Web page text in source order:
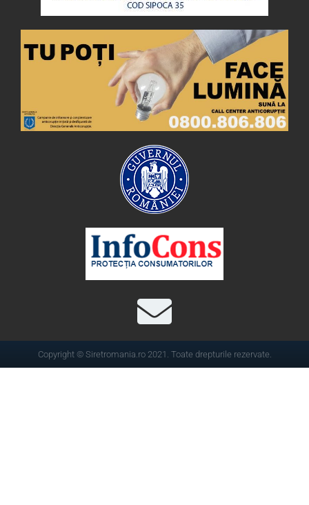
Copyright © Siretromania.ro 2021. Toate drepturile rezervate.